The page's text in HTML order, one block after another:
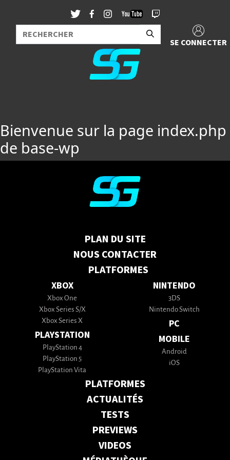
SE CONNECTER
Bienvenue sur la page index.php
de base-wp
PLAN DU SITE
NOUS CONTACTER
PLATFORMES
XBOX
Xbox One
Xbox Series S/X
Xbox Series X
PLAYSTATION
PlayStation 4
PlayStation 5
PlayStation Vita
NINTENDO
3DS
Nintendo Switch
PC
MOBILE
Android
iOS
PLATFORMES
ACTUALITÉS
TESTS
PREVIEWS
VIDEOS